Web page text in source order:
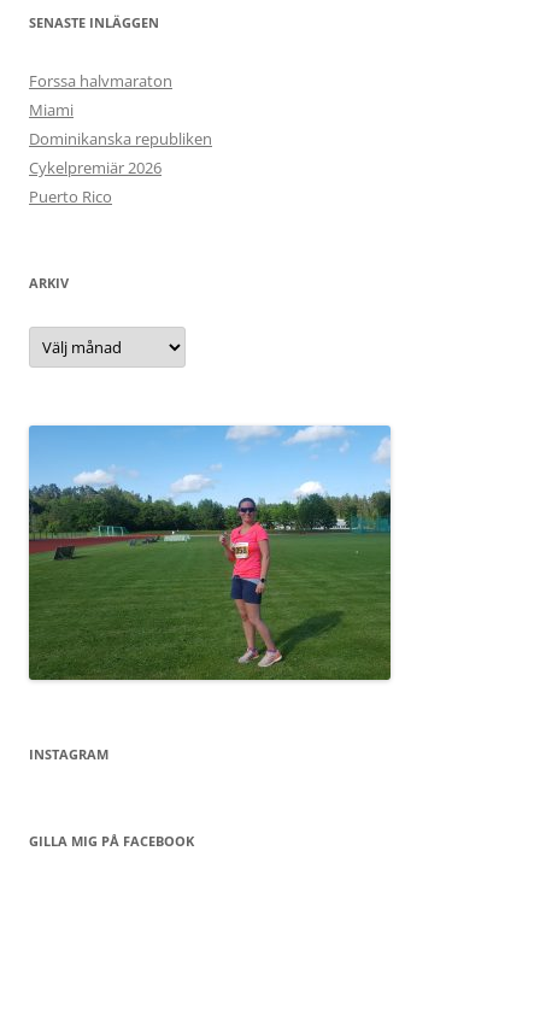
SENASTE INLÄGGEN
Forssa halvmaraton
Miami
Dominikanska republiken
Cykelpremiär 2026
Puerto Rico
ARKIV
Arkiv
INSTAGRAM
GILLA MIG PÅ FACEBOOK